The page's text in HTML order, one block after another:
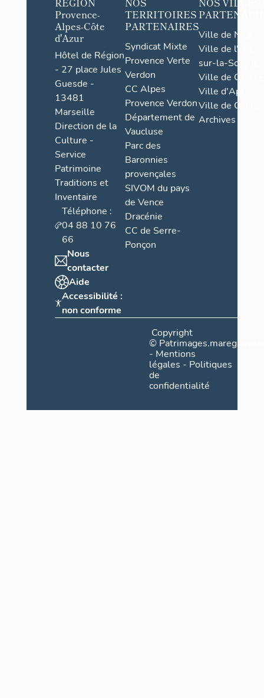
Provence-
Alpes-Côte
d'Azur
Hôtel de Région
- 27 place Jules
Guesde -
13481
Marseille
Direction de la
Culture -
Service
Patrimoine
Traditions et
Inventaire
Téléphone :
04 88 10 76
66
Nous
contacter
Aide
Accessibilité :
non conforme
TERRITOIRES
PARTENAIRES
Syndicat Mixte
Provence Verte
Verdon
CC Alpes
Provence Verdon
Département de
Vaucluse
Parc des
Baronnies
provençales
SIVOM du pays
de Vence
Dracénie
CC de Serre-
Ponçon
Ville de Nice
Ville de l'Isle-
sur-la-Sorgue
Ville de Grasse
Ville d'Apt
Ville de
Archives
Copyright
©
- Mentions
légales - Politiques
de
confidentialité